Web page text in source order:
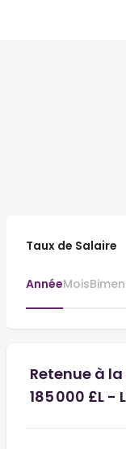
Taux de Salaire
AnnéeMois
Retenue à
185 000 £L -